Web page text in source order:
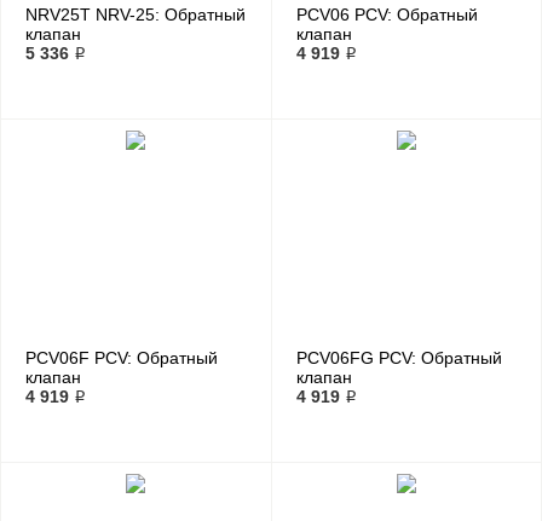
NRV25T NRV-25: Обратный
клапан
5 336 ₽
PCV06 PCV: Обратный
клапан
4 919 ₽
PCV06F PCV: Обратный
клапан
4 919 ₽
PCV06FG PCV: Обратный
клапан
4 919 ₽